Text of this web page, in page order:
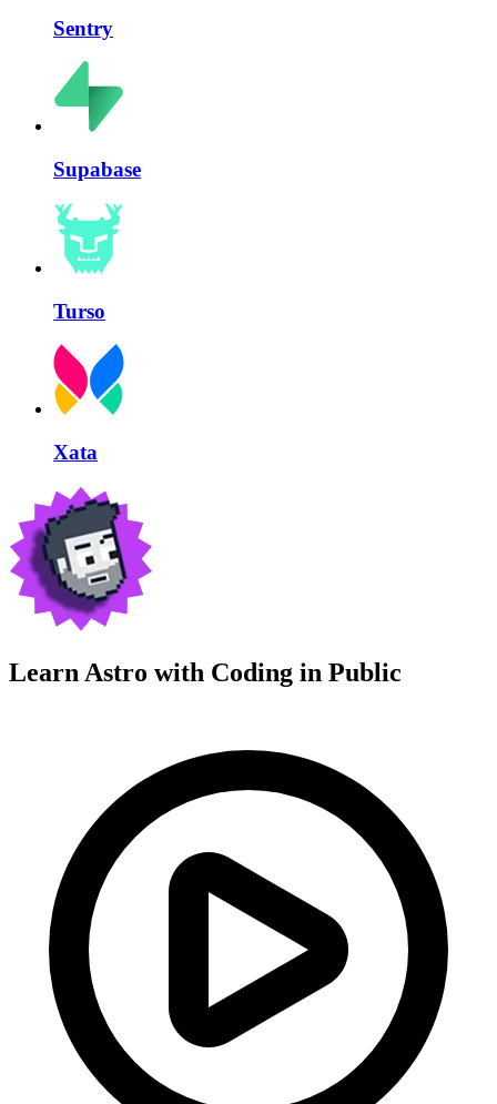
Sentry
Supabase
Turso
Xata
Learn Astro with Coding in Public